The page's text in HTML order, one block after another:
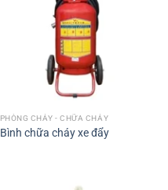
PHÒNG CHÁY - CHỮA CHÁY
Bình chữa cháy xe đẩy